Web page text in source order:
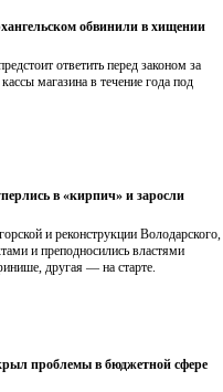
обвинили в хищении
ответить перед законом за
магазина в течение года под
в «кирпич» и заросли
и реконструкции Володарского,
и преподносились властями
другая — на старте.
проблемы в бюджетной сфере